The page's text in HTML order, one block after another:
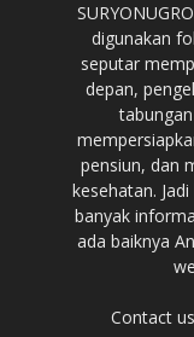
digunakan
seputar
depan,
pensiun, dan
kesehatan.
banyak
ada baiknya
Contact